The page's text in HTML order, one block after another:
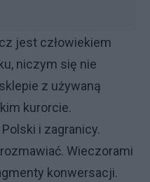
jest człowiekiem
niczym się nie
z używaną
kurorcie.
i zagranicy.
Wieczorami
konwersacji.